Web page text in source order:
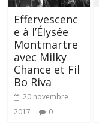
Effervescenc
e à l’Élysée
Montmartre
avec Milky
Chance et Fil
Bo Riva
20 novembre
2017
0